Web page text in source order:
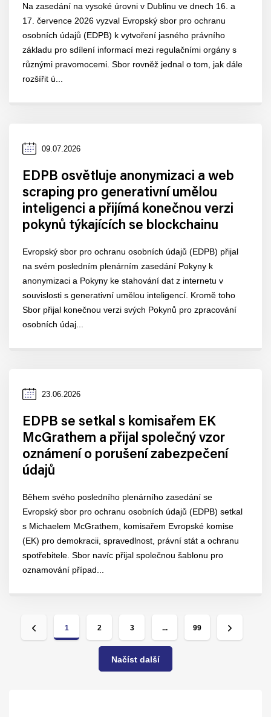
Na zasedání na vysoké úrovni v Dublinu ve dnech 16. a
17. července 2026 vyzval Evropský sbor pro ochranu
osobních údajů (EDPB) k vytvoření jasného právního
základu pro sdílení informací mezi regulačními orgány s
různými pravomocemi. Sbor rovněž jednal o tom, jak dále
rozšířit ú...
Datum
09.07.2026
EDPB osvětluje anonymizaci a web
scraping pro generativní umělou
inteligenci a přijímá konečnou verzi
pokynů týkajících se blockchainu
Evropský sbor pro ochranu osobních údajů (EDPB) přijal
na svém posledním plenárním zasedání Pokyny k
anonymizaci a Pokyny ke stahování dat z internetu v
souvislosti s generativní umělou inteligencí. Kromě toho
Sbor přijal konečnou verzi svých Pokynů pro zpracování
osobních údaj...
Datum
23.06.2026
EDPB se setkal s komisařem EK
McGrathem a přijal společný vzor
oznámení o porušení zabezpečení
údajů
Během svého posledního plenárního zasedání se
Evropský sbor pro ochranu osobních údajů (EDPB) setkal
s Michaelem McGrathem, komisařem Evropské komise
(EK) pro demokracii, spravedlnost, právní stát a ochranu
spotřebitele. Sbor navíc přijal společnou šablonu pro
oznamování případ...
1 2 3 ... 99
Načíst další